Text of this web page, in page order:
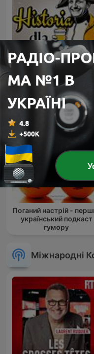
Historia dla dorosłych
Поганий настрій -
український подкаст
гумору
Міжнародні